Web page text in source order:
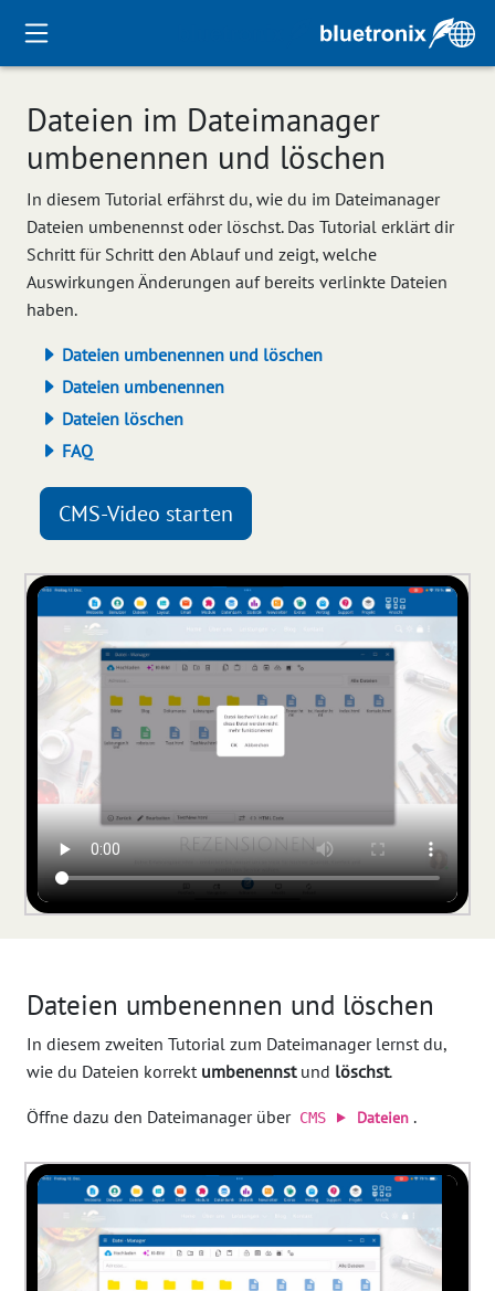
Dateien im Dateimanager
umbenennen und löschen
In diesem Tutorial erfährst du, wie du im Dateimanager
Dateien umbenennst oder löschst. Das Tutorial erklärt dir
Schritt für Schritt den Ablauf und zeigt, welche
Auswirkungen Änderungen auf bereits verlinkte Dateien
haben.
Dateien umbenennen und löschen
Dateien umbenennen
Dateien löschen
FAQ
CMS-Video starten
Dateien umbenennen und löschen
In diesem zweiten Tutorial zum Dateimanager lernst du,
wie du Dateien korrekt umbenennstund löschst.
Öffne dazu den Dateimanager über CMS ⯈ Dateien .